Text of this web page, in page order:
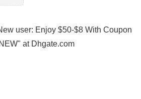
user: Enjoy $50-$8 With Coupon
at Dhgate.com